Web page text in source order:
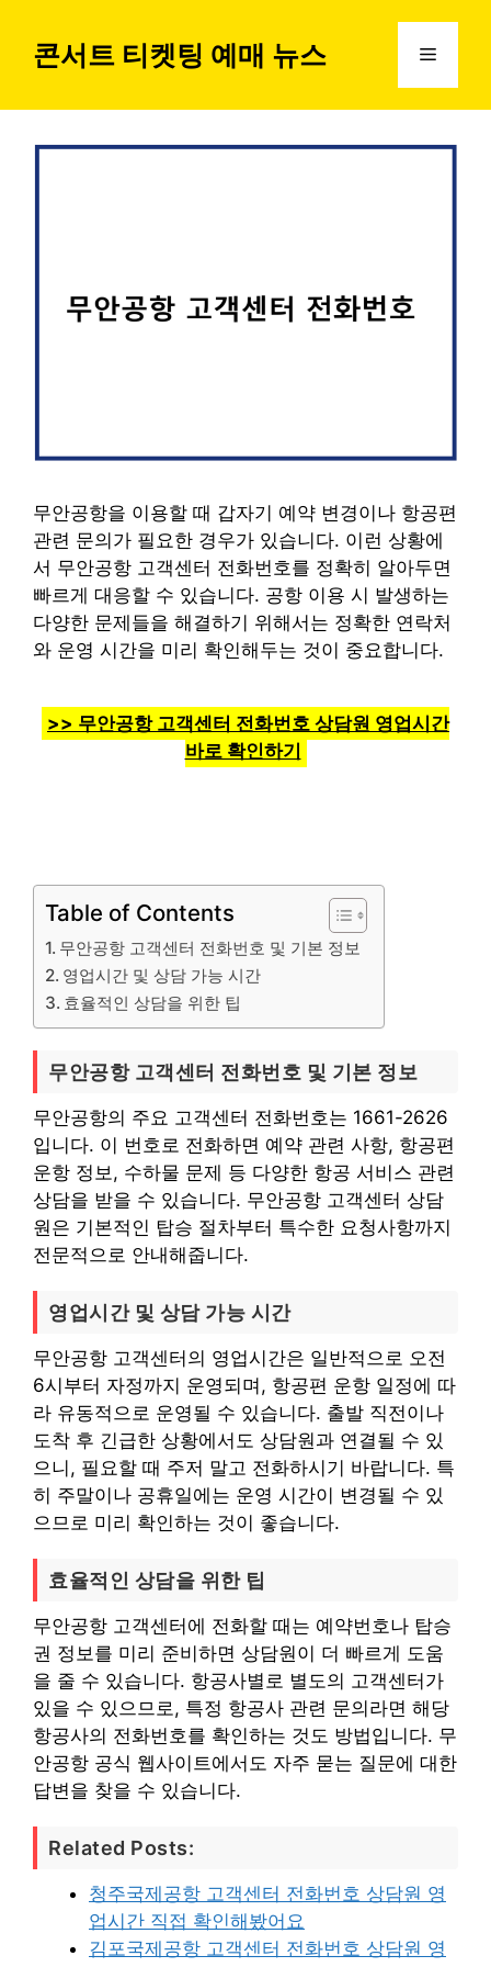
콘서트 티켓팅 예매 뉴스 메
무안공항을 이용할 때 갑자기 예약 변경이나 항공편
관련 문의가 필요한 경우가 있습니다. 이런 상황에
서 무안공항 고객센터 전화번호를 정확히 알아두면
빠르게 대응할 수 있습니다. 공항 이용 시 발생하는
다양한 문제들을 해결하기 위해서는 정확한 연락처
와 운영 시간을 미리 확인해두는 것이 중요합니다.
>> 무안공항 고객센터 전화번호 상담원 영업시간
바로 확인하기
Table of Contents
무안공항 고객센터 전화번호 및 기본 정보
영업시간 및 상담 가능 시간
효율적인 상담을 위한 팁
무안공항 고객센터 전화번호 및 기본 정보
무안공항의 주요 고객센터 전화번호는 1661-2626
입니다. 이 번호로 전화하면 예약 관련 사항, 항공편
운항 정보, 수하물 문제 등 다양한 항공 서비스 관련
상담을 받을 수 있습니다. 무안공항 고객센터 상담
원은 기본적인 탑승 절차부터 특수한 요청사항까지
전문적으로 안내해줍니다.
영업시간 및 상담 가능 시간
무안공항 고객센터의 영업시간은 일반적으로 오전
6시부터 자정까지 운영되며, 항공편 운항 일정에 따
라 유동적으로 운영될 수 있습니다. 출발 직전이나
도착 후 긴급한 상황에서도 상담원과 연결될 수 있
으니, 필요할 때 주저 말고 전화하시기 바랍니다. 특
히 주말이나 공휴일에는 운영 시간이 변경될 수 있
으므로 미리 확인하는 것이 좋습니다.
효율적인 상담을 위한 팁
무안공항 고객센터에 전화할 때는 예약번호나 탑승
권 정보를 미리 준비하면 상담원이 더 빠르게 도움
을 줄 수 있습니다. 항공사별로 별도의 고객센터가
있을 수 있으므로, 특정 항공사 관련 문의라면 해당
항공사의 전화번호를 확인하는 것도 방법입니다. 무
안공항 공식 웹사이트에서도 자주 묻는 질문에 대한
답변을 찾을 수 있습니다.
Related Posts:
청주국제공항 고객센터 전화번호 상담원 영
업시간 직접 확인해봤어요
김포국제공항 고객센터 전화번호 상담원 영